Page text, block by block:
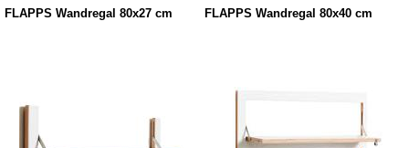
FLÄPPS Wandregal 80x27 cm FLÄPPS Wandregal 80x40 cm